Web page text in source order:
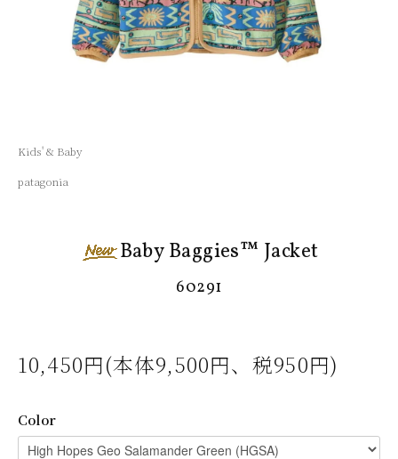
Kids' & Baby
patagonia
Baby Baggies™ Jacket
60291
10,450円(本体9,500円、税950円)
Color